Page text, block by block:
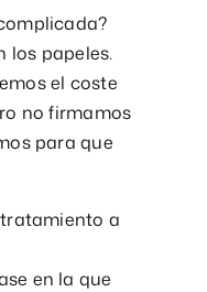
los papeles.
el coste
no firmamos
para que
a
en la que